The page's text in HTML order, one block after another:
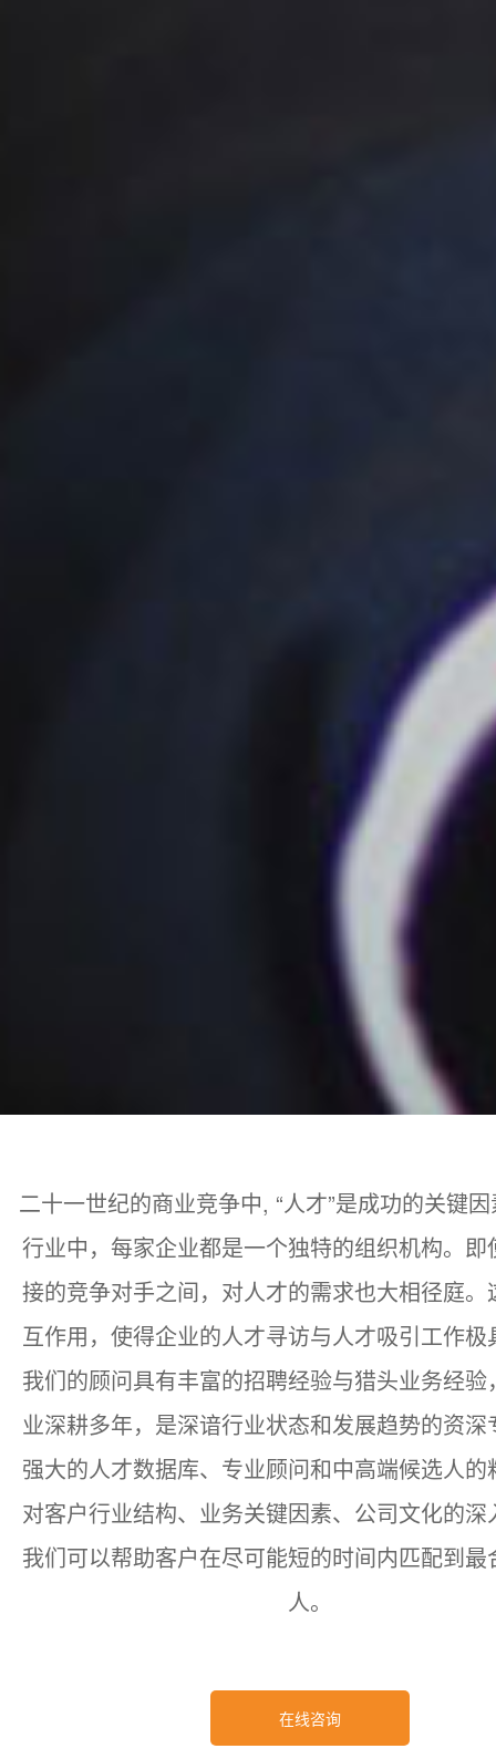
二十一世纪的商业竞争中, “人才”是成功的关键
行业中，每家企业都是一个独特的组织机构。即
接的竞争对手之间，对人才的需求也大相径庭。
互作用，使得企业的人才寻访与人才吸引工作极
我们的顾问具有丰富的招聘经验与猎头业务经验
业深耕多年，是深谙行业状态和发展趋势的资深
强大的人才数据库、专业顾问和中高端候选人的
对客户行业结构、业务关键因素、公司文化的深
我们可以帮助客户在尽可能短的时间内匹配到最
人。
在线咨询